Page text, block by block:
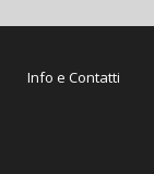
Info e Contatti